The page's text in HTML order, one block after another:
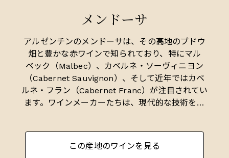
メンドーサ
アルゼンチンのメンドーサは、その高地のブドウ
畑と豊かな赤ワインで知られており、特にマル
ベック（Malbec）、カベルネ・ソーヴィニヨン
（Cabernet Sauvignon）、そして近年ではカベ
ルネ・フラン（Cabernet Franc）が注目されてい
ます。ワインメーカーたちは、現代的な技術を駆
ます。これらのワインは、強烈なアロマと熟した
この産地のワインを見る